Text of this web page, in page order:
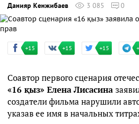
Данияр Кенжибаев
3 085 0
+15 +15 +15
Соавтор первого сценария
«16 қыз» Елена Лисасина
создатели фильма нарушили
указав ее имя в начальных